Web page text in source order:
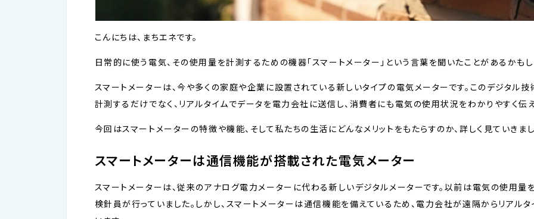
こんにちは、まちエネです。
日常的に使う電気、その使用量を計測するための機器「スマートメーター」という言葉を聞いたことがあるかもし
スマートメーターは、今や多くの家庭や企業に設置されている新しいタイプの電気メーターです。このデジタル
計測するだけでなく、リアルタイムでデータを電力会社に送信し、消費者にも電気の使用状況をわかりやすく伝え
今回はスマートメーターの特徴や機能、そして私たちの生活にどんなメリットをもたらすのか、詳しく見ていきまし
スマートメーターは通信機能が搭載された電気メーター
スマートメーターは、従来のアナログ電力メーターに代わる新しいデジタルメーターです。以前は電気の使用
検針員が行っていました。しかし、スマートメーターは通信機能を備えているため、電力会社が遠隔からリアル